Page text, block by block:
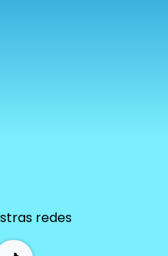
redes